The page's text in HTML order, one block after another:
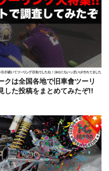
クは全国各地で旧車會ツーリ
した投稿をまとめてみたぞ!!